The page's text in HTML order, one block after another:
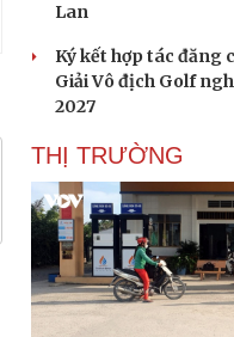
Lan
Ký kết hợp tác đăng
Giải Vô địch Golf
2027
THỊ TRƯỜNG